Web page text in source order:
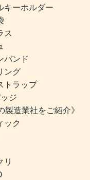
キーホルダー
ス
バンド
ング
トラップ
ジ
製造業社をご紹介》
ック
リ